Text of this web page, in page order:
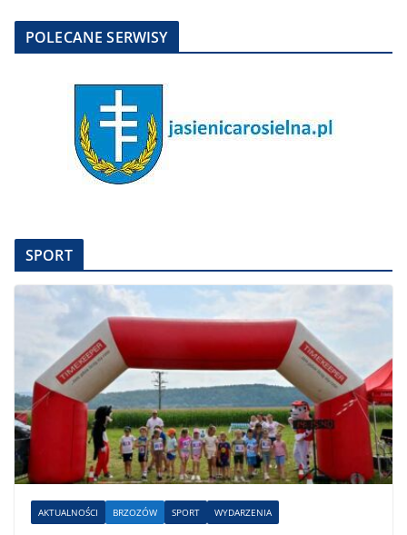
POLECANE SERWISY
SPORT
AKTUALNOŚCI BRZOZÓW SPORT WYDARZENIA